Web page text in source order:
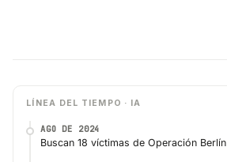
LÍNEA DEL TIEMPO · IA
AGO DE 2024
Buscan 18 víctimas de Operación Berlín